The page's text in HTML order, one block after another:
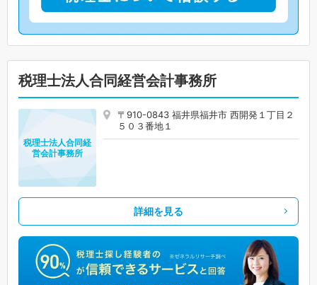
税理士法人合同経営会計事務所
〒910-0843 福井県福井市 西開発１丁目２
５０３番地１
税理士法人合同経
営会計事務所
詳細を見る